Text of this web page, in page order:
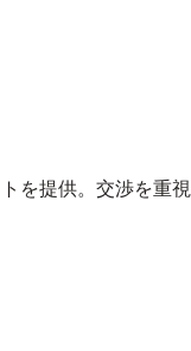
を提供。交渉を重視